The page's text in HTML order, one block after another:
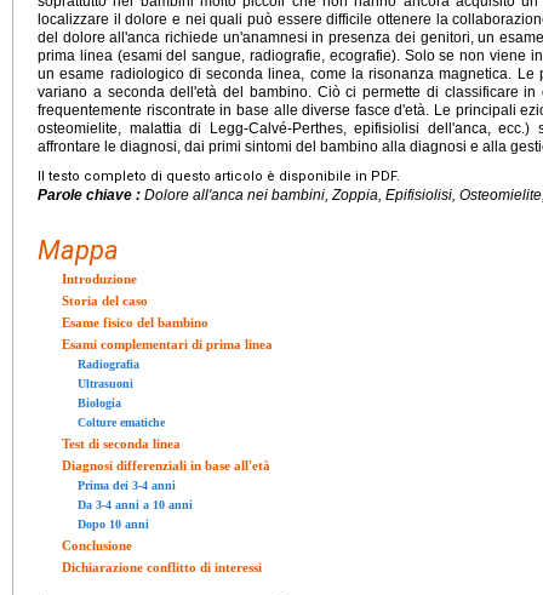
localizzare il dolore e nei quali può essere difficile ottenere la
del dolore all'anca richiede un'anamnesi in presenza dei genitori, un
prima linea (esami del sangue, radiografie, ecografie). Solo se non viene
un esame radiologico di seconda linea, come la risonanza magnetica.
variano a seconda dell'età del bambino. Ciò ci permette di classificare
frequentemente riscontrate in base alle diverse fasce d'età. Le principali
osteomielite, malattia di Legg-Calvé-Perthes, epifisiolisi dell'anca,
affrontare le diagnosi, dai primi sintomi del bambino alla diagnosi e alla
Il testo completo di questo articolo è disponibile in PDF.
Parole chiave : Dolore all'anca nei bambini, Zoppia, Epifisiolisi,
Mappa
Introduzione
Storia del caso
Esame fisico del bambino
Esami complementari di prima linea
Radiografia
Ultrasuoni
Biologia
Colture ematiche
Test di seconda linea
Diagnosi differenziali in base all'età
Prima dei 3-4 anni
Da 3-4 anni a 10 anni
Dopo 10 anni
Conclusione
Dichiarazione conflitto di interessi